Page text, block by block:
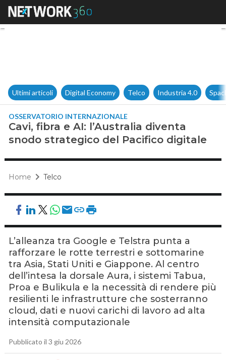
Cavi, fibra e AI: l’Australia
Ultimi articoli Digital Economy Telco Industria 4.0
OSSERVATORIO INTERNAZIONALE
Cavi, fibra e AI: l’Australia diventa
snodo strategico del Pacifico digitale
Home Telco
L’alleanza tra Google e Telstra punta a
rafforzare le rotte terrestri e sottomarine
tra Asia, Stati Uniti e Giappone. Al centro
dell’intesa la dorsale Aura, i sistemi Tabua,
Proa e Bulikula e la necessità di rendere più
resilienti le infrastrutture che sosterranno
cloud, dati e nuovi carichi di lavoro ad alta
intensità computazionale
Pubblicato il 3 giu 2026